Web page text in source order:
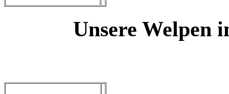
Unsere Welpen